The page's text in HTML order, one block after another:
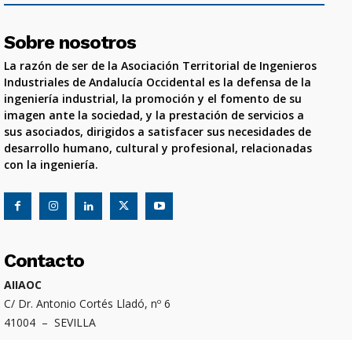
Sobre nosotros
La razón de ser de la Asociación Territorial de Ingenieros
Industriales de Andalucía Occidental es la defensa de la
ingeniería industrial, la promoción y el fomento de su
imagen ante la sociedad, y la prestación de servicios a
sus asociados, dirigidos a satisfacer sus necesidades de
desarrollo humano, cultural y profesional, relacionadas
con la ingeniería.
Contacto
AIIAOC
C/ Dr. Antonio Cortés Lladó, nº 6
41004 – SEVILLA